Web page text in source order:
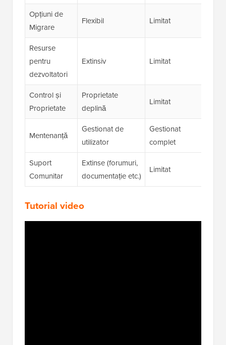
Opțiuni de
Migrare
Flexibil Limitat
Resurse
pentru
dezvoltatori
Extinsiv Limitat
Control și
Proprietate
Proprietate
deplină
Limitat
Mentenanță
Gestionat de
utilizator
Gestionat
complet
Suport
Comunitar
Extinse (forumuri,
documentație etc.)
Limitat
Tutorial video